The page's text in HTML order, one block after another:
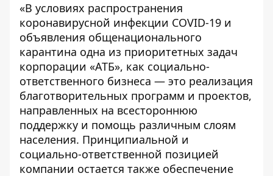
«В условиях распространения
коронавирусной инфекции СOVID-19 и
объявления общенационального
карантина одна из приоритетных задач
корпорации «АТБ», как социально-
ответственного бизнеса — это реализация
благотворительных программ и проектов,
направленных на всестороннюю
поддержку и помощь различным слоям
населения. Принципиальной и
социально-ответственной позицией
компании остается также обеспечение